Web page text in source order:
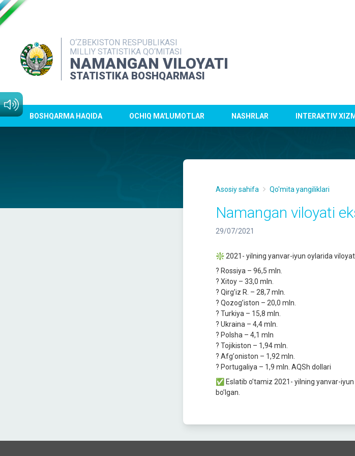
O‘ZBEKISTON RESPUBLIKASI
MILLIY STATISTIKA QO‘MITASI
NAMANGAN VILOYATI
STATISTIKA BOSHQARMASI
BOSHQARMA HAQIDA OCHIQ MA'LUMOTLAR NASHRLAR INTERAKTIV
Asosiy sahifa Qo'mita yangiliklari
Namangan viloyati
29/07/2021
❇️ 2021- yilning yanvar-iyun oylarida
? Rossiya – 96,5 mln.
? Xitoy – 33,0 mln.
? Qirgʼiz R. – 28,7 mln.
? Qozogʼiston – 20,0 mln.
? Turkiya – 15,8 mln.
? Ukraina – 4,4 mln.
? Polsha – 4,1 mln
? Tojikiston – 1,94 mln.
? Аfgʼoniston – 1,92 mln.
? Portugaliya – 1,9 mln. АQSh dollari
✅ Eslatib oʼtamiz 2021- yilning yanvar-
boʼlgan.